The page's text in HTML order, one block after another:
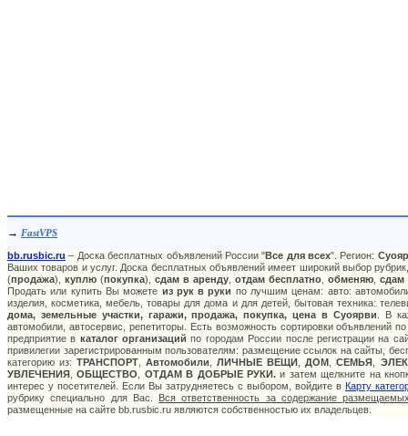
→ FastVPS
bb.rusbic.ru – Доска бесплатных объявлений России "Все для всех". Регион:
Ваших товаров и услуг. Доска бесплатных объявлений имеет широкий выбор
(продажа), куплю (покупка), сдам в аренду отдам бесплатно обменяю сдам
Продать или купить Вы можете из рук в руки по лучшим ценам: авто:
изделия, косметика, мебель, товары для дома и для детей, бытовая техника:
дома, земельные участки, гаражи, продажа, покупка, цена в Суоярви . В
автомобили, автосервис, репетиторы. Есть возможность сортировки объявлений
предприятие в каталог организаций по городам России после регистрации на
привилегии зарегистрированным пользователям: размещение ссылок на сайты,
категорию из:ТРАНСПОРТ ,Автомобили ,ЛИЧНЫЕ ВЕЩИ ,ДОМ ,СЕМЬЯ
УВЛЕЧЕНИЯ ,ОБЩЕСТВО ОТДАМ В ДОБРЫЕ РУКИ. и затем щелкните на
интерес у посетителей. Если Вы затрудняетесь с выбором, войдите в Карту
рубрику специально для Вас. Вся ответственность за содержание
размещенные на сайте bb.rusbic.ru являются собственностью их владельцев.